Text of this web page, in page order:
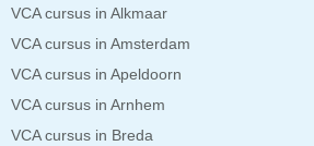
VCA cursus in Alkmaar
VCA cursus in Amsterdam
VCA cursus in Apeldoorn
VCA cursus in Arnhem
VCA cursus in Breda